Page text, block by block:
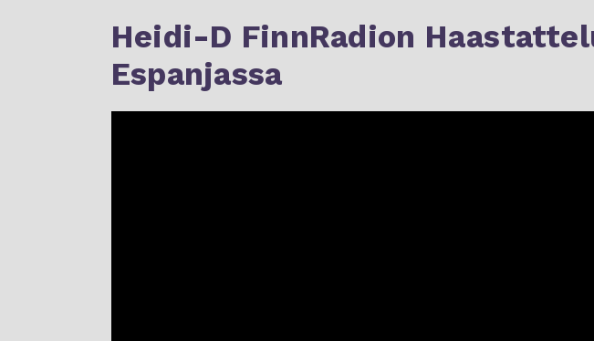
Heidi-D FinnRadion
Espanjassa